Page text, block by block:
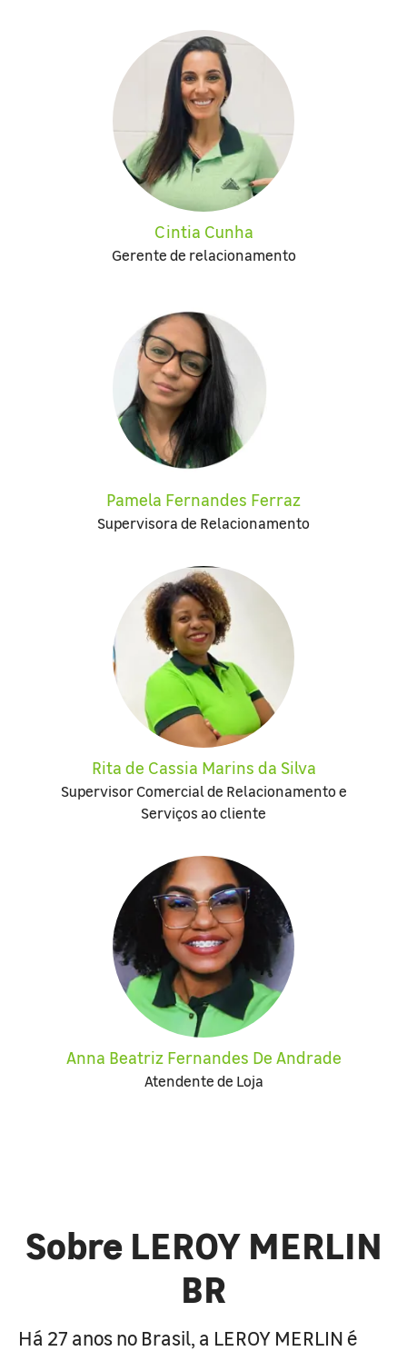
Cintia Cunha
Gerente de relacionamento
Pamela Fernandes Ferraz
Supervisora de Relacionamento
Rita de Cassia Marins da Silva
Supervisor Comercial de Relacionamento e
Serviços ao cliente
Anna Beatriz Fernandes De Andrade
Atendente de Loja
Sobre LEROY MERLIN
BR
Há 27 anos no Brasil, a LEROY MERLIN é